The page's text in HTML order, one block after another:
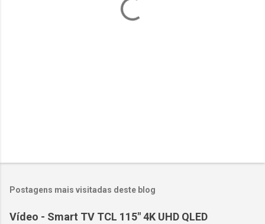
Postagens mais visitadas deste blog
Vídeo - Smart TV TCL 115" 4K UHD QLED